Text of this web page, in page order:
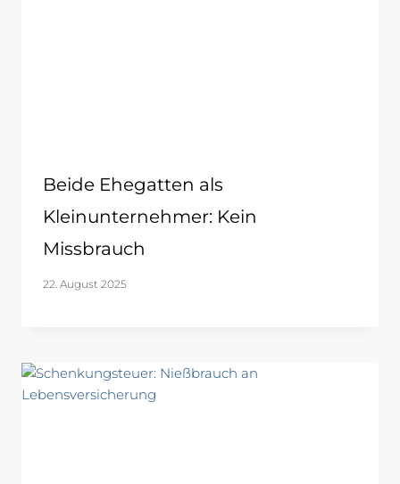
Beide Ehegatten als
Kleinunternehmer: Kein
Missbrauch
22. August 2025